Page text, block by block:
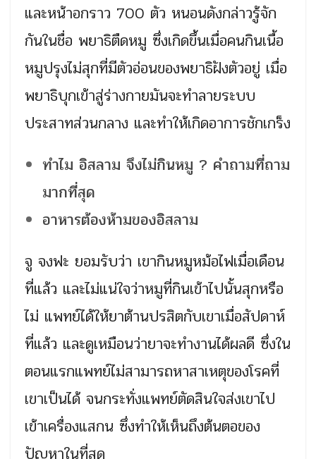
และหน้าอกราว 700 ตัว หนอนดังกล่าวรู้จัก
กันในชื่อ พยาธิตืดหมู ซึ่งเกิดขึ้นเมื่อคนกินเนื้อ
หมูปรุงไม่สุกที่มีตัวอ่อนของพยาธิฝังตัวอยู่ เมื่อ
พยาธิบุกเข้าสู่ร่างกายมันจะทำลายระบบ
ประสาทส่วนกลาง และทำให้เกิดอาการชักเกร็ง
ทำไม อิสลาม จึงไม่กินหมู ? คำถามที่ถาม
มากที่สุด
อาหารต้องห้ามของอิสลาม
จู จงฟะ ยอมรับว่า เขากินหมูหม้อไฟเมื่อเดือน
ที่แล้ว และไม่แน่ใจว่าหมูที่กินเข้าไปนั้นสุกหรือ
ไม่ แพทย์ได้ให้ยาต้านปรสิตกับเขาเมื่อสัปดาห์
ที่แล้ว และดูเหมือนว่ายาจะทำงานได้ผลดี ซึ่งใน
ตอนแรกแพทย์ไม่สามารถหาสาเหตุของโรคที่
เขาเป็นได้ จนกระทั่งแพทย์ตัดสินใจส่งเขาไป
เข้าเครื่องแสกน ซึ่งทำให้เห็นถึงต้นตอของ
ปัญหาในที่สุด